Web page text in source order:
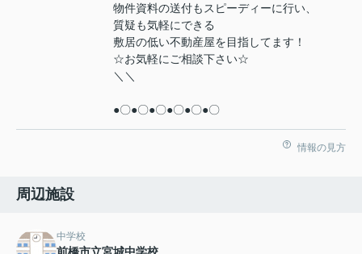
物件資料の送付もスピーディーに行い、
質疑も気軽にできる
敷居の低い不動産屋を目指してます！
☆お気軽にご相談下さい☆
＼＼
●〇●〇●〇●〇●〇●〇
情報の見方
周辺施設
中学校
前橋市立宮城中学校